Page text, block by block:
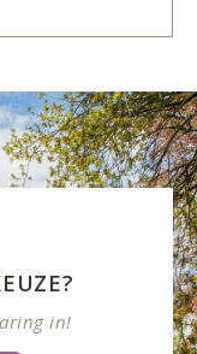
in!